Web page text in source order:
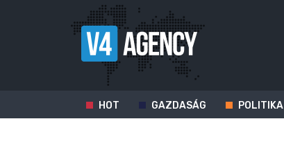
HOT GAZDASÁG POLITIKA